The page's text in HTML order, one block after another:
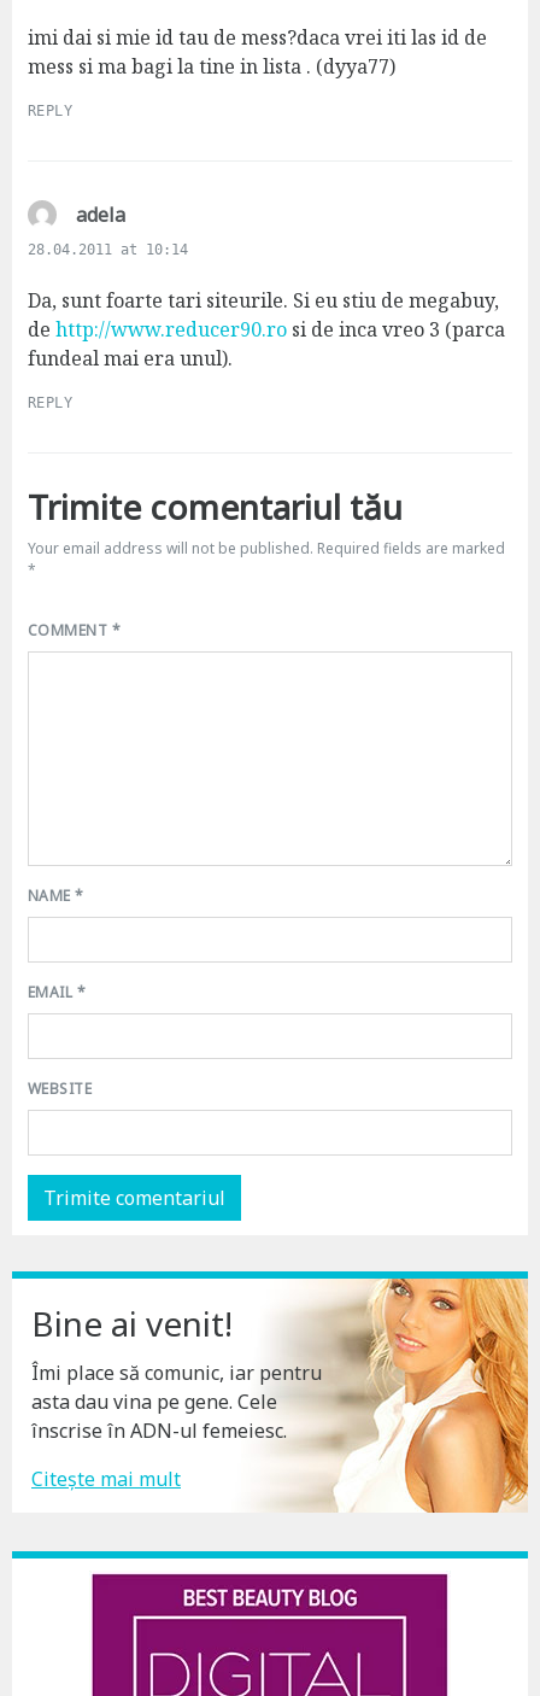
s
:
imi dai si mie id tau de mess?daca vrei iti las id de
mess si ma bagi la tine in lista . (dyya77)
REPLY
adelas
a
s
:
28.04.2011 at 10:14
Da, sunt foarte tari siteurile. Si eu stiu de megabuy,
de http://www.reducer90.rosi de inca vreo 3 (parca
fundeal mai era unul).
REPLY
Trimite comentariul tău
Your email address will not be published. Required fields are marked
*
COMMENT *
NAME*
EMAIL*
WEBSITE
Bine ai venit!
Îmi place să comunic, iar pentru
asta dau vina pe gene. Cele
înscrise în ADN-ul femeiesc.
Citește mai mult